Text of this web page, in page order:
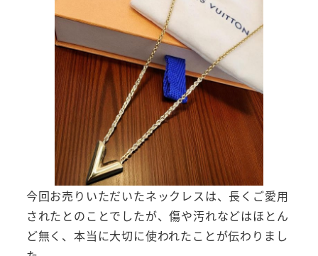
今回お売りいただいたネックレスは、長くご愛用
されたとのことでしたが、傷や汚れなどはほとん
ど無く、本当に大切に使われたことが伝わりまし